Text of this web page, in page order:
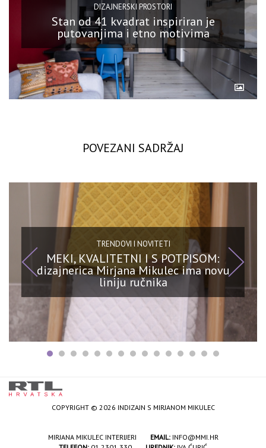
DIZAJNERSKI PROSTORI
Stan od 41 kvadrat inspiriran je
putovanjima i etno motivima
POVEZANI SADRŽAJ
TRENDOVI I NOVITETI
MEKI, KVALITETNI I S POTPISOM:
dizajnerica Mirjana Mikulec ima novu
liniju ručnika
COPYRIGHT © 2026 INDIZAJN S MIRJANOM MIKULEC
MIRJANA MIKULEC INTERIJERI EMAIL: INFO@MMI.HR